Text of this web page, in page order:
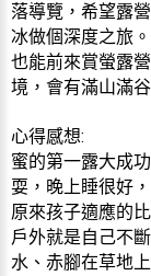
落導覽，希望露
冰做個深度之旅
也能前來賞螢露
境，會有滿山滿
心得感想:
蜜的第一露大成
耍，晚上睡很好
原來孩子適應的
戶外就是自己不
水、赤腳在草地